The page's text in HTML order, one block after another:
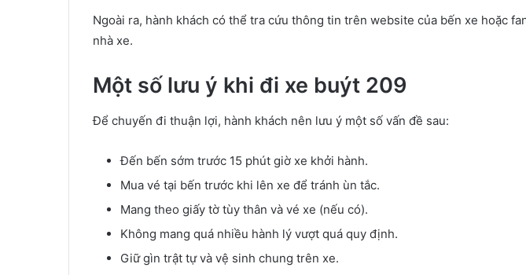
Ngoài ra, hành khách có thể tra cứu thông tin trên website của bến xe hoặc
nhà xe.
Một số lưu ý khi đi xe buýt 209
Để chuyến đi thuận lợi, hành khách nên lưu ý một số vấn đề sau:
Đến bến sớm trước 15 phút giờ xe khởi hành.
Mua vé tại bến trước khi lên xe để tránh ùn tắc.
Mang theo giấy tờ tùy thân và vé xe (nếu có).
Không mang quá nhiều hành lý vượt quá quy định.
Giữ gìn trật tự và vệ sinh chung trên xe.